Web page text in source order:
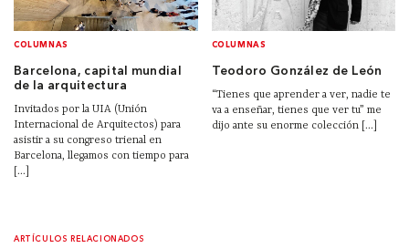
COLUMNAS
Barcelona, capital mundial
de la arquitectura
Invitados por la UIA (Unión
Internacional de Arquitectos) para
asistir a su congreso trienal en
Barcelona, llegamos con tiempo para
[...]
COLUMNAS
Teodoro González de León
“Tienes que aprender a ver, nadie te
va a enseñar, tienes que ver tu” me
dijo ante su enorme colección [...]
ARTÍCULOS RELACIONADOS